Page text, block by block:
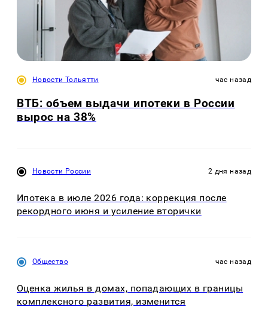
Новости Тольятти час назад
ВТБ: объем выдачи ипотеки в России
вырос на 38%
Новости России 2 дня назад
Ипотека в июле 2026 года: коррекция после
рекордного июня и усиление вторички
Общество час назад
Оценка жилья в домах, попадающих в границы
комплексного развития, изменится